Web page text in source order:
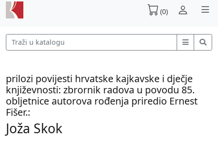
(0)
prilozi povijesti hrvatske kajkavske i dječje
književnosti: zbrornik radova u povodu 85.
obljetnice autorova rođenja priredio Ernest
Fišer.:
Joža Skok